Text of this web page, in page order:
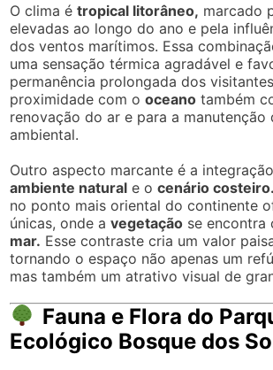
O clima étropical litorâneo, marcado
elevadas ao longo do ano e pela
dos ventos marítimos. Essa
uma sensação térmica agradável e
permanência prolongada dos
proximidade com ooceano também
renovação do ar e para a manutenção
ambiental.
Outro aspecto marcante é a
ambiente natural e ocenário costeiro.
no ponto mais oriental do continente
únicas, onde avegetação se
mar. Esse contraste cria um valor
tornando o espaço não apenas um
mas também um atrativo visual de
Fauna e Flora do
Ecológico Bosque dos